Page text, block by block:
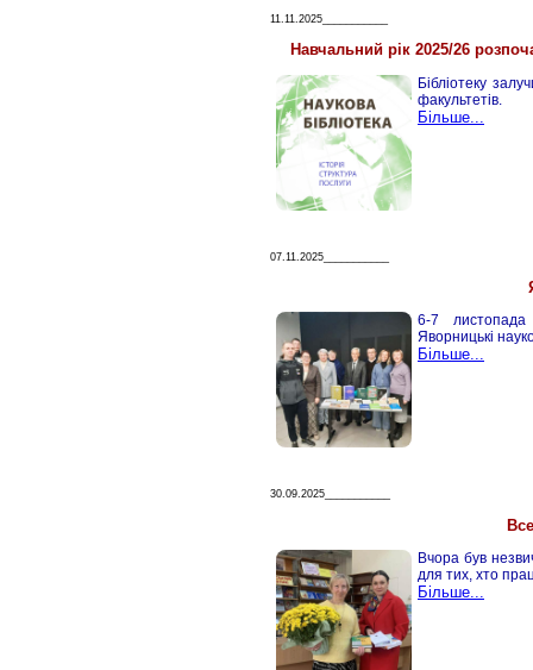
11.11.2025___________
Навчальний рік 2025/26
Бібліотеку
факультетів.
Більше...
07.11.2025___________
6-7 листопада
Яворницькі
Більше...
30.09.2025___________
Вчора був
для тих, хто
Більше...